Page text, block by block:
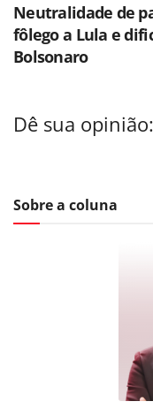
Neutralidade de
fôlego a Lula e
Bolsonaro
Dê sua opinião:
Sobre a coluna